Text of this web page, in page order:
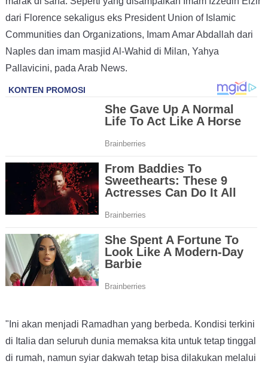
dari Florence sekaligus eks President Union of Islamic
Communities dan Organizations, Imam Amar Abdallah dari
Naples dan imam masjid Al-Wahid di Milan, Yahya
Pallavicini, pada Arab News.
"Ini akan menjadi Ramadhan yang berbeda. Kondisi terkini
di Italia dan seluruh dunia memaksa kita untuk tetap tinggal
di rumah, namun syiar dakwah tetap bisa dilakukan melalui